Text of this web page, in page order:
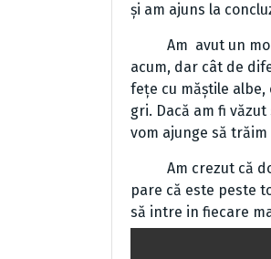
și am ajuns la
Am avut un
acum, dar cât de
fețe cu măștile albe,
gri. Dacă am fi
vom ajunge să
Am crezut că
pare că este peste
să intre in fiecare